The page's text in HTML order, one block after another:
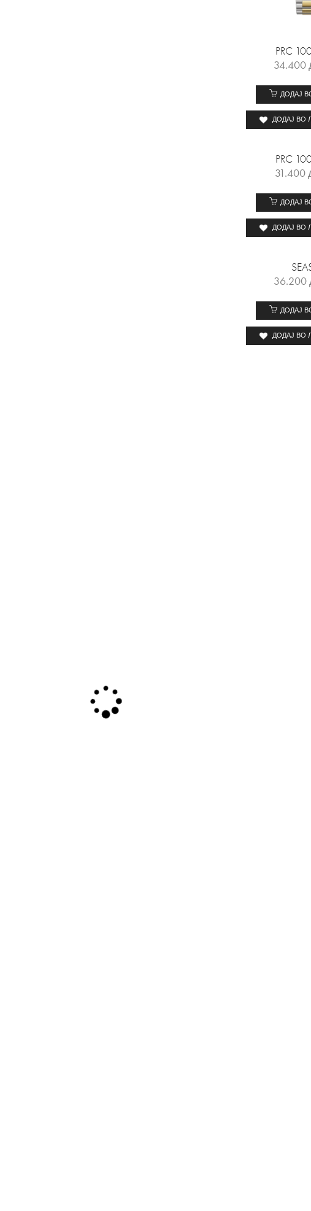
PRC
34.400
ДОДАЈ
ДОДАЈ ВО
PRC
31.400
ДОДАЈ
ДОДАЈ ВО
36.200
ДОДАЈ
ДОДАЈ ВО